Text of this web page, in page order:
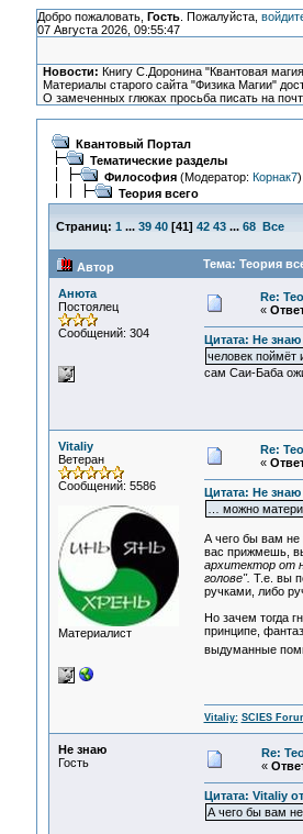
Добро пожаловать, Гость. Пожалуйста,
07 Августа 2026, 09:55:47
Новости: Книгу С.Доронина "Квантовая
Материалы старого сайта "Физика Магии"
О замеченных глюках просьба писать на
Квантовый Портал
Тематические разделы
Философия(Модератор: Корнак7)
Теория всего
Страниц: 1 ... 39 40[41] 42 43 ... 68 Все
Автор Тема: Теория
Анюта
Постоялец
Сообщений: 304
Re:
«
Цитата: Не знаю
человек поймёт
сам Саи-Баба
Vitaliy
Ветеран
Сообщений: 5586
Материалист
Re:
«
Цитата: Не знаю
… можно
А чего бы вам не
вас прижмешь,
архитектор от
голове". Т.е. вы
ручками, либо
Но зачем тогда
принципе,
выдуманные
Vitaliy: SCIES
Не знаю
Гость
Re:
«
Цитата: Vitaliy
А чего бы вам